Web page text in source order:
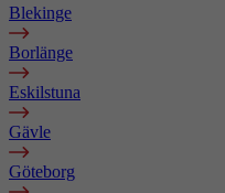
Blekinge
Borlänge
Eskilstuna
Gävle
Göteborg